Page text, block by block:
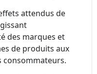
attendus de
des marques et
de produits aux
consommateurs.